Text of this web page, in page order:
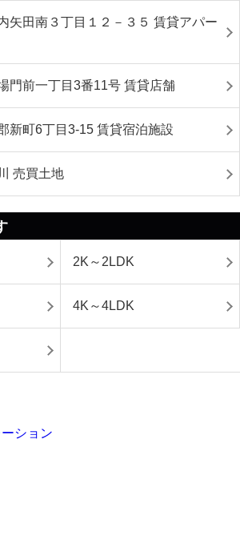
矢田南３丁目１２－３５ 賃貸アパー
門前一丁目3番11号 賃貸店舗
新町6丁目3-15 賃貸宿泊施設
売買土地
2K～2LDK
4K～4LDK